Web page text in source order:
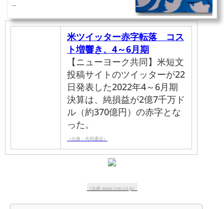
...
米ツイッター赤字転落 コス
ト増響き、4～6月期
【ニューヨーク共同】米短文
投稿サイトのツイッターが22
日発表した2022年4～6月期
決算は、純損益が2億7千万ド
ル（約370億円）の赤字とな
った。
（出典：共同通信）
（出典 www.cnn.co.jp）